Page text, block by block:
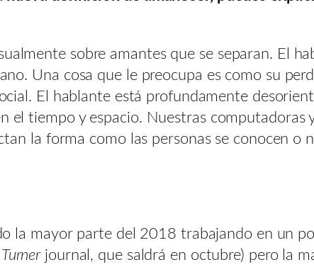
sobre amantes que se separan. El
Una cosa que le preocupa es como su
El hablante está profundamente
tiempo y espacio. Nuestras computadoras
la forma como las personas se conocen o
la mayor parte del 2018 trabajando en un
journal, que saldrá en octubre) pero la